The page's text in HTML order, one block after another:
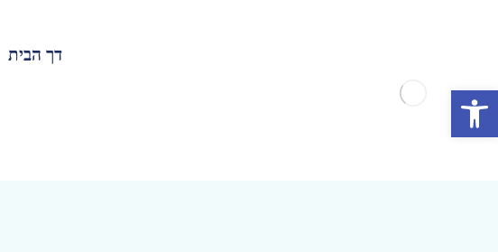
דך הבית
פתח סרגל נגישות